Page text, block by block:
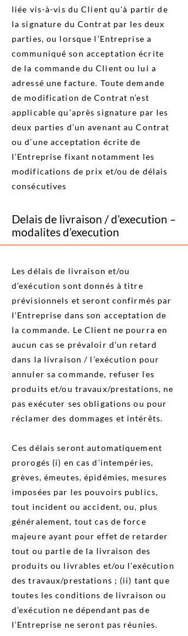
liée vis-à-vis du Client qu'à partir de
la signature du Contrat par les deux
parties, ou lorsque l’Entreprise a
communiqué son acceptation écrite
de la commande du Client ou lui a
adressé une facture. Toute demande
de modification de Contrat n’est
applicable qu’après signature par les
deux parties d’un avenant au Contrat
ou d’une acceptation écrite de
l’Entreprise fixant notamment les
modifications de prix et/ou de délais
consécutives
Delais de livraison / d’execution –
modalites d’execution
Les délais de livraison et/ou
d’exécution sont donnés à titre
prévisionnels et seront confirmés par
l'Entreprise dans son acceptation de
la commande. Le Client ne pourra en
aucun cas se prévaloir d'un retard
dans la livraison / l’exécution pour
annuler sa commande, refuser les
produits et/ou travaux/prestations, ne
pas exécuter ses obligations ou pour
réclamer des dommages et intérêts.
Ces délais seront automatiquement
prorogés (i) en cas d’intempéries,
grèves, émeutes, épidémies, mesures
imposées par les pouvoirs publics,
tout incident ou accident, ou, plus
généralement, tout cas de force
majeure ayant pour effet de retarder
tout ou partie de la livraison des
produits ou livrables et/ou l’exécution
des travaux/prestations ; (ii) tant que
toutes les conditions de livraison ou
d’exécution ne dépendant pas de
l’Entreprise ne seront pas réunies.